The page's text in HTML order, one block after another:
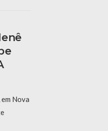
Nova